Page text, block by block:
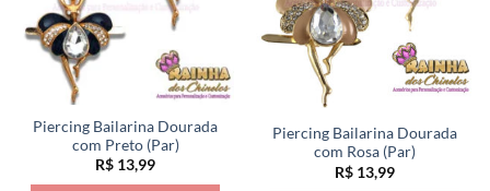
Piercing Bailarina Dourada
com Preto (Par)
R$ 13,99
Piercing Bailarina Dourada
com Rosa (Par)
R$ 13,99